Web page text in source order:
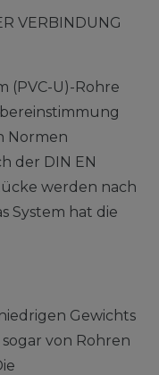
VERBINDUNG
(PVC-U)-Rohre
Normen
der DIN EN
werden nach
System hat die
Gewichts
von Rohren